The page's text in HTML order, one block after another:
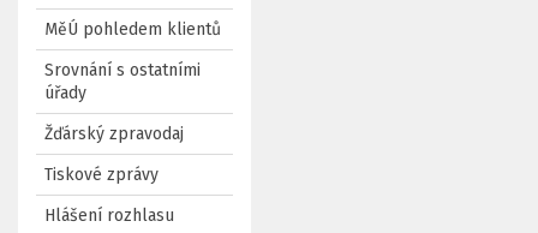
MěÚ pohledem klientů
Srovnání s ostatními
úřady
Žďárský zpravodaj
Tiskové zprávy
Hlášení rozhlasu